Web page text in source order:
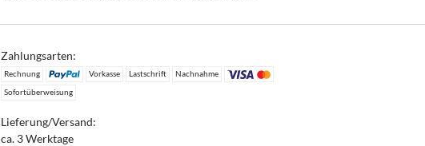
Zahlungsarten:
Rechnung Vorkasse Lastschrift
Nachnahme
Sofortüberweisung
Lieferung/Versand:
ca. 3 Werktage